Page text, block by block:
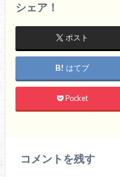
シェア！
ポスト
はてブ
Pocket
コメントを残す